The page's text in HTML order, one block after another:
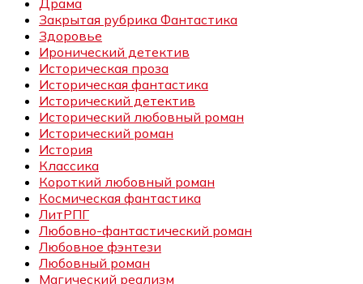
Драма
Закрытая рубрика Фантастика
Здоровье
Иронический детектив
Историческая проза
Историческая фантастика
Исторический детектив
Исторический любовный роман
Исторический роман
История
Классика
Короткий любовный роман
Космическая фантастика
ЛитРПГ
Любовно-фантастический роман
Любовное фэнтези
Любовный роман
Магический реализм